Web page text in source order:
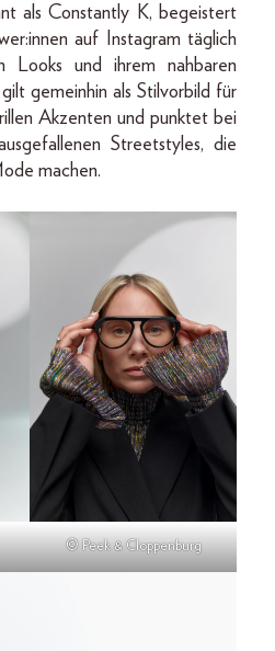
als Constantly K, begeistert
auf Instagram täglich
Looks und ihrem nahbaren
gemeinhin als Stilvorbild für
Akzenten und punktet bei
Streetstyles, die
machen.
© Peek & Cloppenburg